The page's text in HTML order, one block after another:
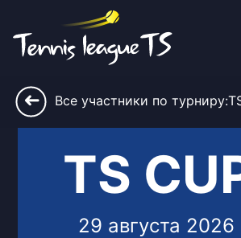
➜ Все участники по
TS
29 августа 2026